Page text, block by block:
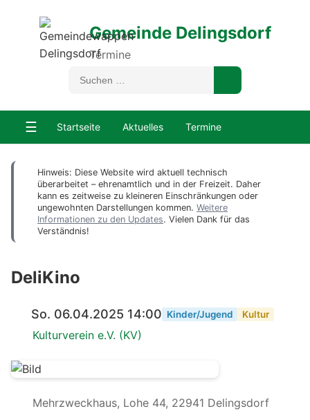
Gemeinde Delingsdorf
Termine
☰ Startseite Aktuelles Termine
Hinweis: Diese Website wird aktuell technisch
überarbeitet – ehrenamtlich und in der Freizeit. Daher
kann es zeitweise zu kleineren Einschränkungen oder
ungewohnten Darstellungen kommen. Weitere
Informationen zu den Updates. Vielen Dank für das
Verständnis!
DeliKino
So. 06.04.2025 14:00 Kinder/Jugend Kultur
Kulturverein e.V. (KV)
Mehrzweckhaus, Lohe 44, 22941 Delingsdorf